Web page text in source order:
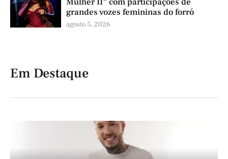
grandes vozes femininas do forró
agosto 5, 2026
Em Destaque